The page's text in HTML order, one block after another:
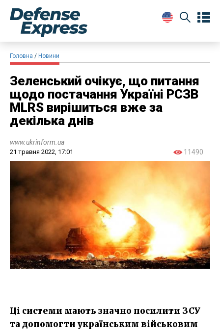
Головна Новини
Зеленський очікує, що питання
щодо постачання Україні РСЗВ
MLRS вирішиться вже за
декілька днів
www.ukrinform.ua
21 травня 2022, 17:01 11490
Ці системи мають значно посилити ЗСУ
та допомогти українським військовим